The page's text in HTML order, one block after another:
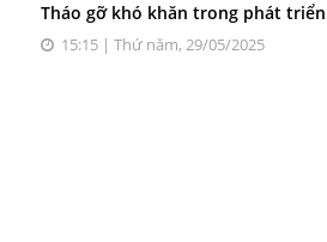
Tháo gỡ khó khăn trong phát
15:15 | Thứ năm, 29/05/2025